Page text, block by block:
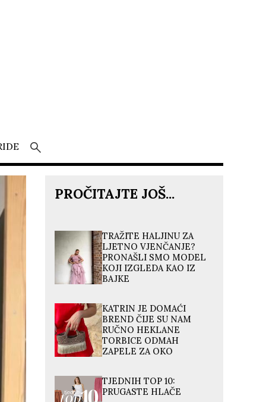
PROČITAJTE JOŠ...
TRAŽITE HALJINU ZA
LJETNO VJENČANJE?
PRONAŠLI SMO MODEL
KOJI IZGLEDA KAO IZ
BAJKE
KATRIN JE DOMAĆI
BREND ČIJE SU NAM
RUČNO HEKLANE
TORBICE ODMAH
ZAPELE ZA OKO
TJEDNIH TOP 10:
PRUGASTE HLAČE